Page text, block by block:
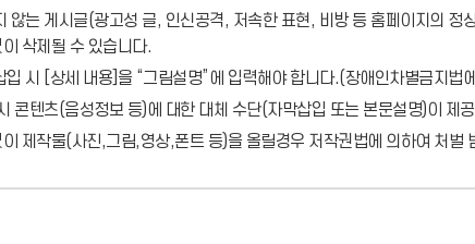
않는 게시글(광고성 글, 인신공격, 저속한 표현, 비방 등 홈페이지의 정
삭제될 수 있습니다.
입 시 [상세 내용]을 “그림설명”에 입력해야 합니다.(장애인차별금지법
콘텐츠(음성정보 등)에 대한 대체 수단(자막삽입 또는 본문설명)이 제
제작물(사진,그림,영상,폰트 등)을 올릴경우 저작권법에 의하여 처벌